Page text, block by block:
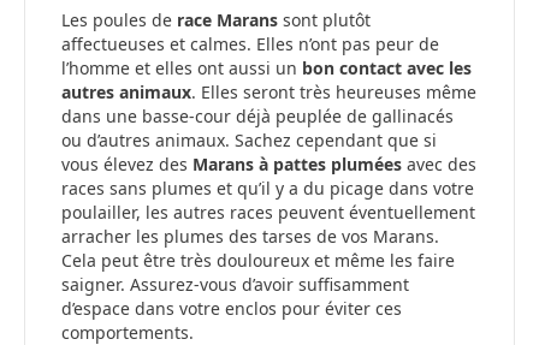
Les poules de race Marans sont plutôt
affectueuses et calmes. Elles n’ont pas peur de
l’homme et elles ont aussi un bon contact avec les
autres animaux. Elles seront très heureuses même
dans une basse-cour déjà peuplée de gallinacés
ou d’autres animaux. Sachez cependant que si
vous élevez des Marans à pattes plumées avec des
races sans plumes et qu’il y a du picage dans votre
poulailler, les autres races peuvent éventuellement
arracher les plumes des tarses de vos Marans.
Cela peut être très douloureux et même les faire
saigner. Assurez-vous d’avoir suffisamment
d’espace dans votre enclos pour éviter ces
comportements.